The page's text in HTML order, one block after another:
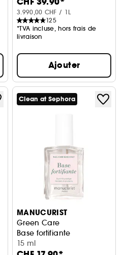
3.990,00 CHF / 1L
125
*TVA incluse, hors frais de
livraison
Ajouter
Clean at Sephora
MANUCURIST
Green Care
Base fortifiante
15 ml